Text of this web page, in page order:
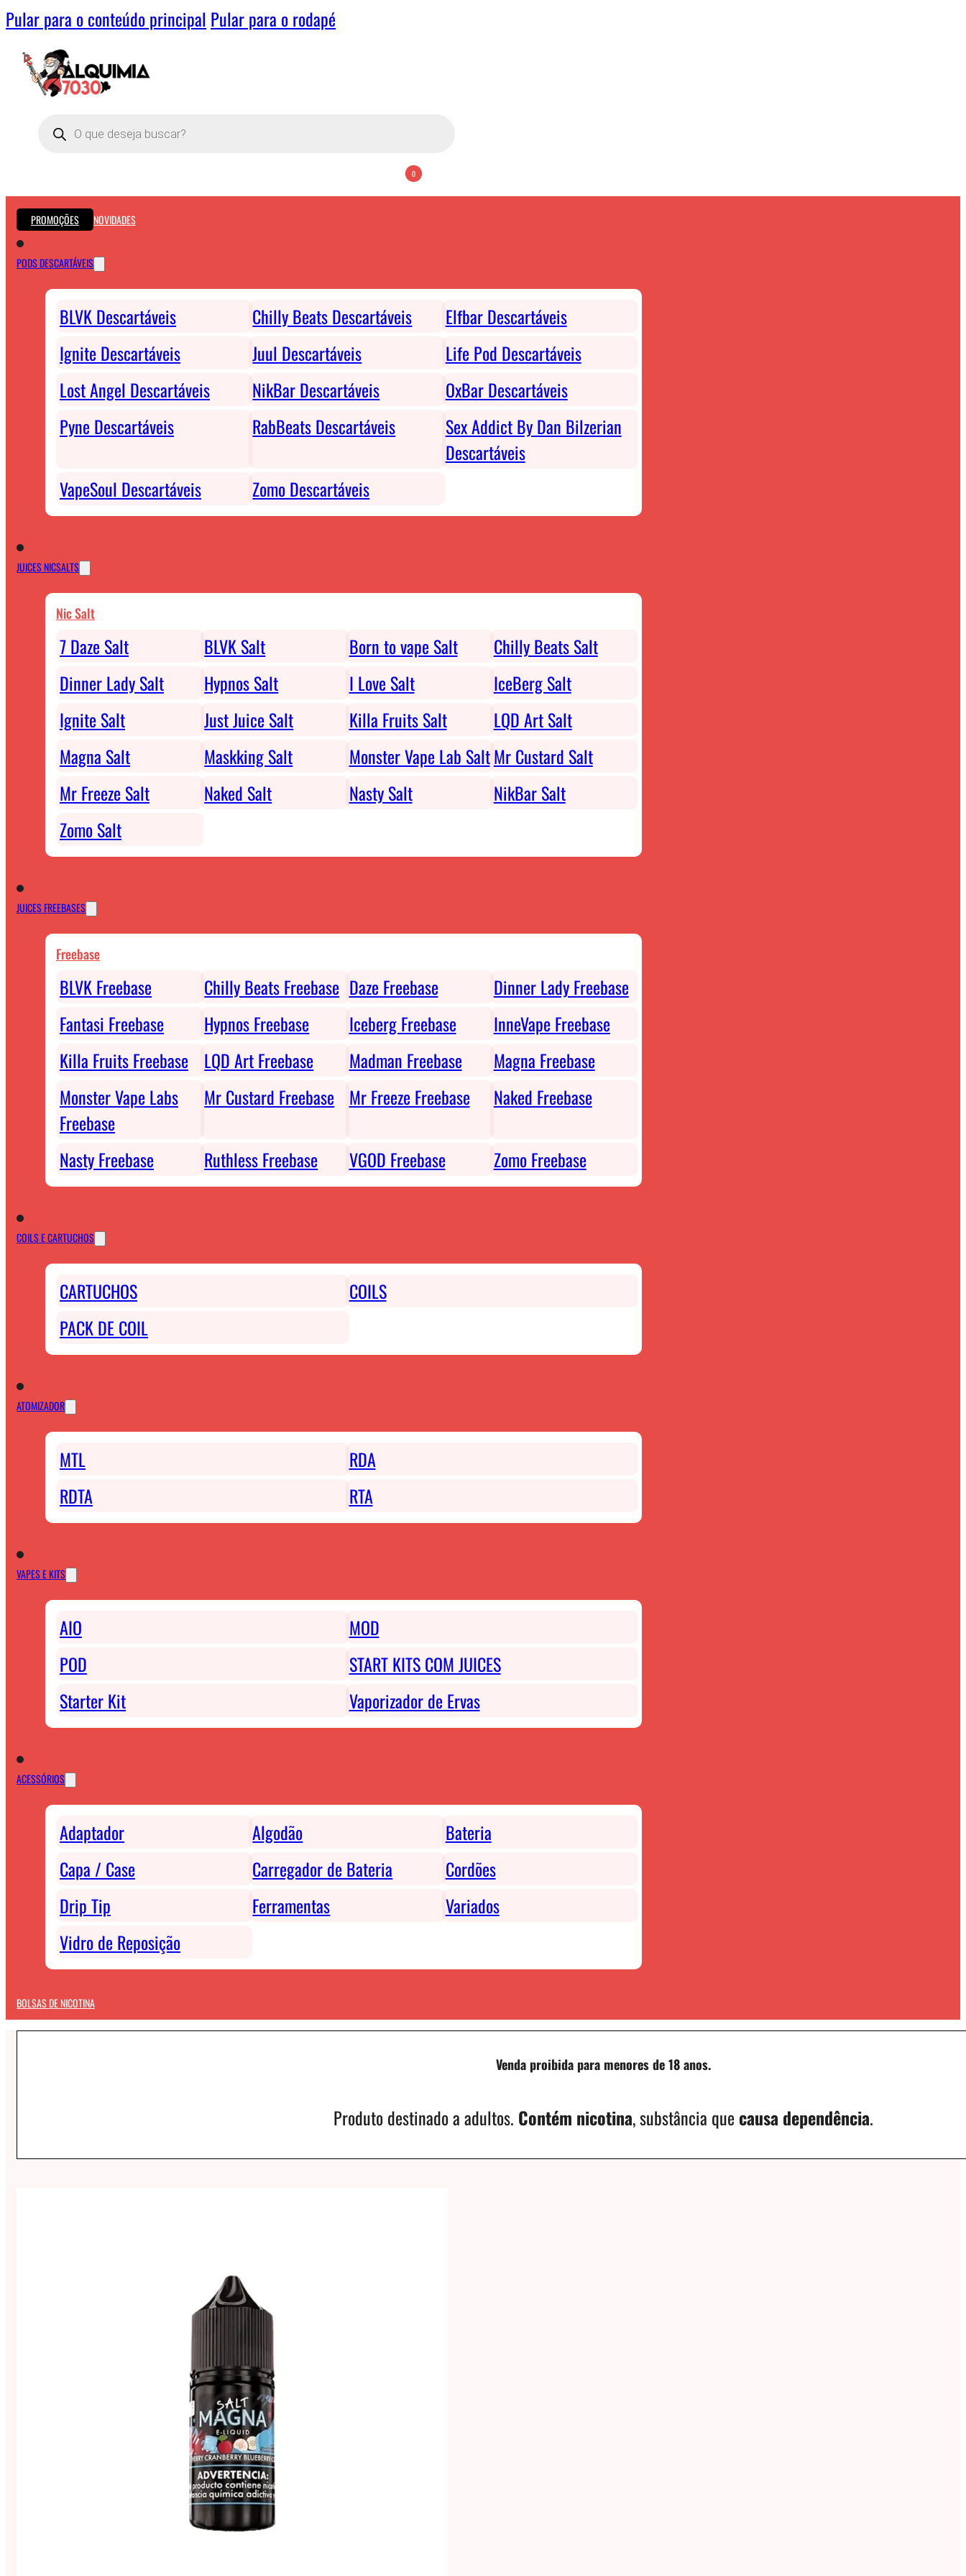
Pular para o conteúdo principal Pular para o rodapé
Pesquisar
produtos
0
PROMOÇÕES NOVIDADES
PODS DESCARTÁVEIS
BLVK Descartáveis Chilly Beats Descartáveis
Elfbar Descartáveis
Ignite Descartáveis
Juul Descartáveis
Life Pod Descartáveis
Lost Angel Descartáveis
NikBar Descartáveis
OxBar Descartáveis
Pyne Descartáveis
RabBeats Descartáveis
Sex Addict By Dan Bilzerian
Descartáveis
VapeSoul Descartáveis
Zomo Descartáveis
JUICES NICSALTS
Nic Salt
7 Daze Salt BLVK Salt Born to vape Salt
Chilly Beats Salt
Dinner Lady Salt
Hypnos Salt I Love Salt
IceBerg Salt
Ignite Salt
Just Juice Salt Killa Fruits Salt
LQD Art Salt
Magna Salt
Maskking Salt Monster Vape Lab SaltMr Custard Salt
Mr Freeze Salt
Naked Salt Nasty Salt
NikBar Salt
Zomo Salt
JUICES FREEBASES
Freebase
BLVK Freebase Chilly Beats Freebase Daze Freebase
Dinner Lady Freebase
Fantasi Freebase
Hypnos Freebase Iceberg Freebase
InneVape Freebase
Killa Fruits Freebase
LQD Art Freebase Madman Freebase
Magna Freebase
Monster Vape Labs
Freebase
Mr Custard Freebase Mr Freeze Freebase Naked Freebase
Nasty Freebase Ruthless Freebase VGOD Freebase Zomo Freebase
COILS E CARTUCHOS
CARTUCHOS
COILS
PACK DE COIL
ATOMIZADOR
MTL
RDA
RDTA
RTA
VAPES E KITS
AIO
MOD
POD
START KITS COM JUICES
Starter Kit
Vaporizador de Ervas
ACESSÓRIOS
Adaptador Algodão
Bateria
Capa / Case
Carregador de Bateria
Cordões
Drip Tip
Ferramentas
Variados
Vidro de Reposição
BOLSAS DE NICOTINA
Venda proibida para menores de 18 anos.
Produto destinado a adultos. Contém nicotina, substância que causa dependência.